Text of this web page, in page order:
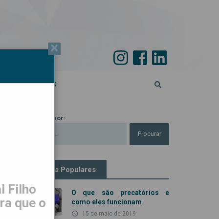
45 ANOS
Procurar por:
Artigos Populares
O que são precatórios e
como eles funcionam
access_time 15 de maio de 2019
×
Filho
que o